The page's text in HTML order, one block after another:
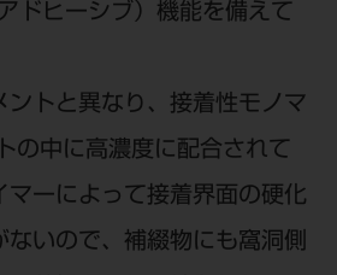
ドヒーシブ）機能を備えて
ントと異なり、接着性モノマ
の中に高濃度に配合されて
マーによって接着界面の硬化
ないので、補綴物にも窩洞側